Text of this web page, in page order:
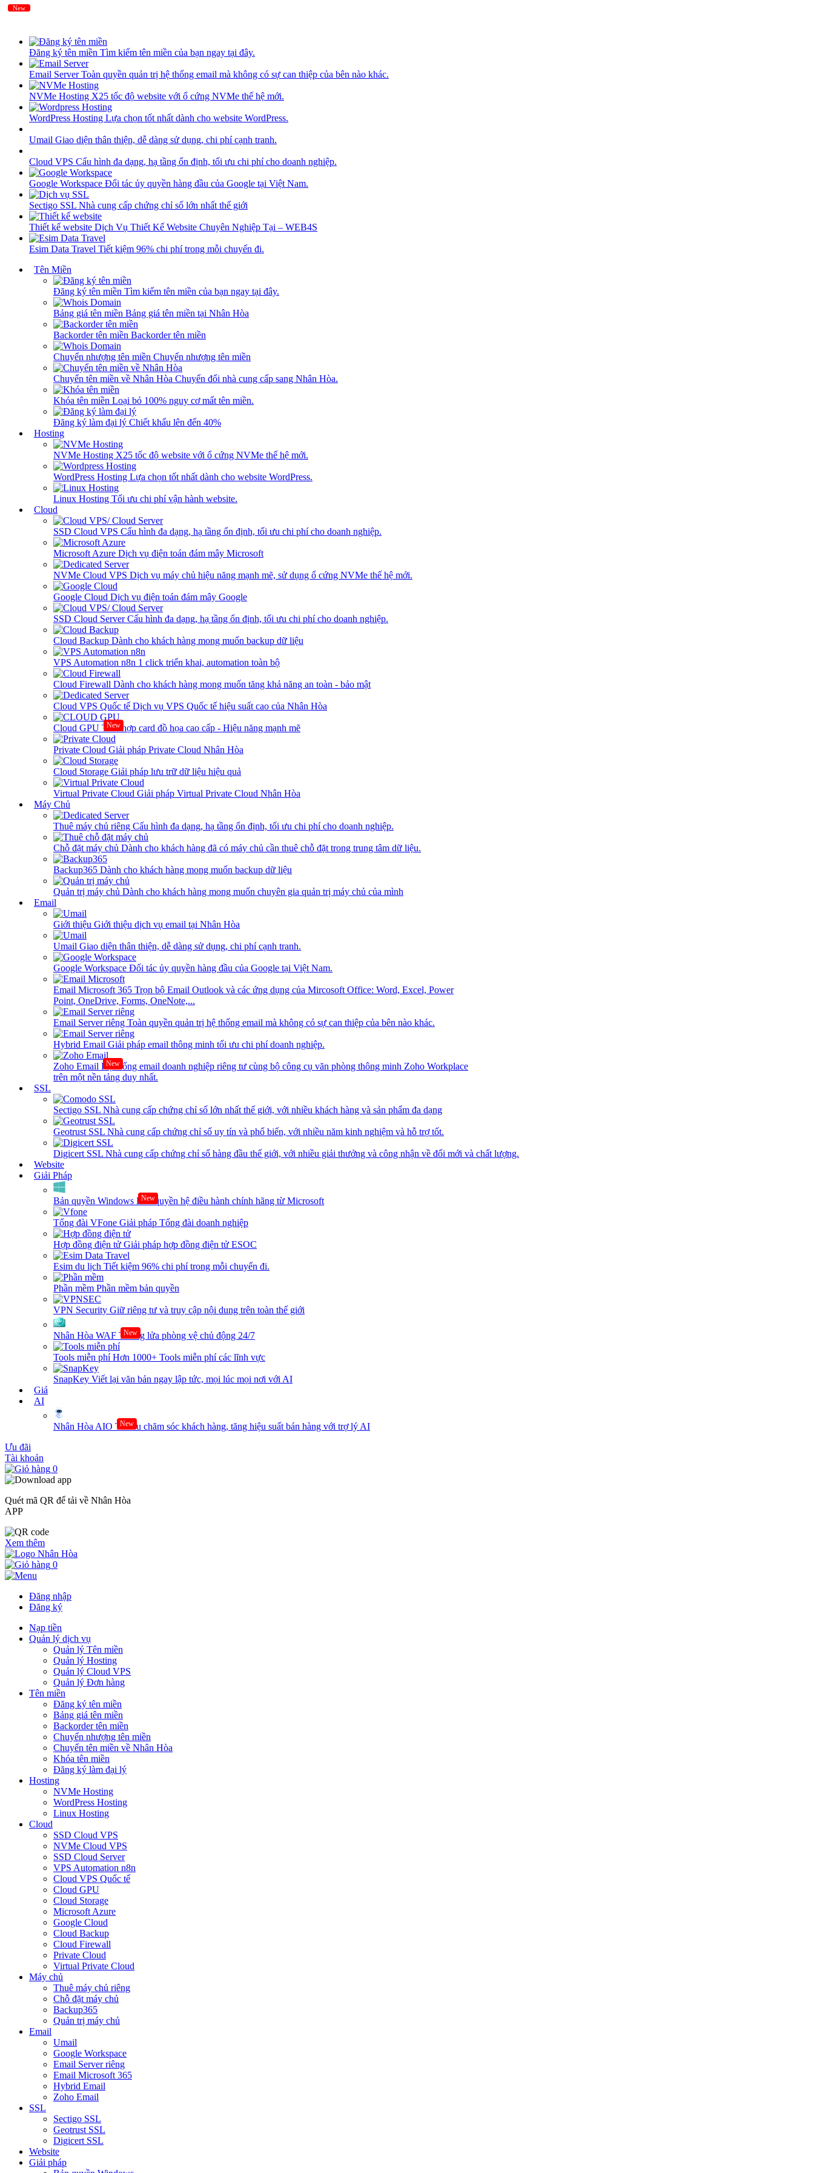
Đăng ký tên miền Tìm kiếm tên miền của bạn ngay tại đây.
Email ServerToàn quyền quản trị hệ thống email mà không có sự can thiệp của bên nào khác.
NVMe Hosting X25 tốc độ website với ổ cứng NVMe thế hệ mới.
WordPress Hosting Lựa chọn tốt nhất dành cho website WordPress.
Umail Giao diện thân thiện, dễ dàng sử dụng, chi phí cạnh tranh.
Cloud VPS Cấu hình đa dạng, hạ tầng ổn định, tối ưu chi phí cho doanh nghiệp.
Google Workspace Đối tác ủy quyền hàng đầu của Google tại Việt Nam.
Sectigo SSL Nhà cung cấp chứng chỉ số lớn nhất thế giới
Thiết kế website Dịch Vụ Thiết Kế Website Chuyên Nghiệp Tại – WEB4S
Esim Data Travel Tiết kiệm 96% chi phí trong mỗi chuyến đi.
Tên Miền
Đăng ký tên miền Tìm kiếm tên miền của bạn ngay tại đây.
Bảng giá tên miền Bảng giá tên miền tại Nhân Hòa
Backorder tên miền Backorder tên miền
Chuyển nhượng tên miền Chuyển nhượng tên miền
Chuyển tên miền về Nhân Hòa Chuyển đổi nhà cung cấp sang Nhân Hòa.
Khóa tên miền Loại bỏ 100% nguy cơ mất tên miền.
Đăng ký làm đại lý Chiết khấu lên đến 40%
Hosting
NVMe Hosting X25 tốc độ website với ổ cứng NVMe thế hệ mới.
WordPress Hosting Lựa chọn tốt nhất dành cho website WordPress.
Linux Hosting Tối ưu chi phí vận hành website.
New
Cloud
SSD Cloud VPS Cấu hình đa dạng, hạ tầng ổn định, tối ưu chi phí cho doanh nghiệp.
Microsoft Azure Dịch vụ điện toán đám mây Microsoft
NVMe Cloud VPS Dịch vụ máy chủ hiệu năng mạnh mẽ, sử dụng ổ cứng NVMe thế hệ mới.
Google Cloud Dịch vụ điện toán đám mây Google
SSD Cloud ServerCấu hình đa dạng, hạ tầng ổn định, tối ưu chi phí cho doanh nghiệp.
Cloud Backup Dành cho khách hàng mong muốn backup dữ liệu
VPS Automation n8n 1 click triển khai, automation toàn bộ
Cloud Firewall Dành cho khách hàng mong muốn tăng khả năng an toàn - bảo mật
Cloud VPS Quốc tế Dịch vụ VPS Quốc tế hiệu suất cao của Nhân Hòa
Cloud GPU New
Tích hợp card đồ họa cao cấp - Hiệu năng mạnh mẽ
Private Cloud Giải pháp Private Cloud Nhân Hòa
Cloud Storage Giải pháp lưu trữ dữ liệu hiệu quả
Virtual Private Cloud Giải pháp Virtual Private Cloud Nhân Hòa
Máy Chủ
Thuê máy chủ riêng Cấu hình đa dạng, hạ tầng ổn định, tối ưu chi phí cho doanh nghiệp.
Chỗ đặt máy chủ Dành cho khách hàng đã có máy chủ cần thuê chỗ đặt trong trung tâm dữ liệu.
Backup365 Dành cho khách hàng mong muốn backup dữ liệu
Quản trị máy chủ Dành cho khách hàng mong muốn chuyên gia quản trị máy chủ của mình
New
Email
Giới thiệu Giới thiệu dịch vụ email tại Nhân Hòa
Umail Giao diện thân thiện, dễ dàng sử dụng, chi phí cạnh tranh.
Google Workspace Đối tác ủy quyền hàng đầu của Google tại Việt Nam.
Email Microsoft 365 Trọn bộ Email Outlook và các ứng dụng của Mircosoft Office: Word, Excel, Power
Point, OneDrive, Forms, OneNote,...
Email Server riêng Toàn quyền quản trị hệ thống email mà không có sự can thiệp của bên nào khác.
Hybrid Email Giải pháp email thông minh tối ưu chi phí doanh nghiệp.
Zoho Email New
Hệ thống email doanh nghiệp riêng tư cùng bộ công cụ văn phòng thông minh Zoho Workplace
trên một nền tảng duy nhất.
SSL
Sectigo SSL Nhà cung cấp chứng chỉ số lớn nhất thế giới, với nhiều khách hàng và sản phẩm đa dạng
Geotrust SSL Nhà cung cấp chứng chỉ số uy tín và phổ biến, với nhiều năm kinh nghiệm và hỗ trợ tốt.
Digicert SSL Nhà cung cấp chứng chỉ số hàng đầu thế giới, với nhiều giải thưởng và công nhận về đổi mới và chất lượng.
Website
Giải Pháp
Bản quyền Windows New
Bản quyền hệ điều hành chính hãng từ Microsoft
Tổng đài VFone Giải pháp Tổng đài doanh nghiệp
Hợp đồng điện tử Giải pháp hợp đồng điện tử ESOC
Esim du lịch Tiết kiệm 96% chi phí trong mỗi chuyến đi.
Phần mềm Phần mềm bản quyền
VPN Security Giữ riêng tư và truy cập nội dung trên toàn thế giới
Nhân Hòa WAF New
Tường lửa phòng vệ chủ động 24/7
Tools miễn phíHơn 1000+ Tools miễn phí các lĩnh vực
SnapKey Viết lại văn bản ngay lập tức, mọi lúc mọi nơi với AI
Giá
AI
Nhân Hòa AIO New
Tối ưu chăm sóc khách hàng, tăng hiệu suất bán hàng với trợ lý AI
Ưu đãi
Tài khoản
0
Quét mã QR để tải về Nhân Hòa
APP
Xem thêm
0
Đăng nhập
Đăng ký
Nạp tiền
Quản lý dịch vụ
Quản lý Tên miền
Quản lý Hosting
Quản lý Cloud VPS
Quản lý Đơn hàng
Tên miền
Đăng ký tên miền
Bảng giá tên miền
Backorder tên miền
Chuyển nhượng tên miền
Chuyển tên miền về Nhân Hòa
Khóa tên miền
Đăng ký làm đại lý
Hosting
NVMe Hosting
WordPress Hosting
Linux Hosting
Cloud
SSD Cloud VPS
NVMe Cloud VPS
SSD Cloud Server
VPS Automation n8n
Cloud VPS Quốc tế
Cloud GPU
Cloud Storage
Microsoft Azure
Google Cloud
Cloud Backup
Cloud Firewall
Private Cloud
Virtual Private Cloud
Máy chủ
Thuê máy chủ riêng
Chỗ đặt máy chủ
Backup365
Quản trị máy chủ
Email
Umail
Google Workspace
Email Server riêng
Email Microsoft 365
Hybrid Email
Zoho Email
SSL
Sectigo SSL
Geotrust SSL
Digicert SSL
Website
Giải pháp